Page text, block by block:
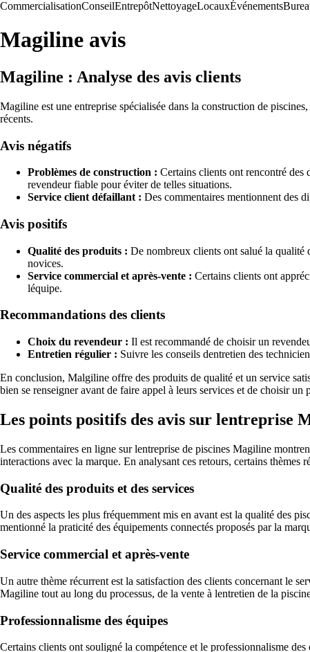
CommercialisationConseilEntrepôtNettoyageLocauxÉvénements
Magiline avis
Magiline : Analyse des avis clients
Magiline est une entreprise spécialisée dans la construction de
récents.
Avis négatifs
Problèmes de construction : Certains clients ont rencontré des
revendeur fiable pour éviter de telles situations.
Service client défaillant : Des commentaires mentionnent des
Avis positifs
Qualité des produits : De nombreux clients ont salué la qualité
novices.
Service commercial et après-vente : Certains clients ont
léquipe.
Recommandations des clients
Choix du revendeur : Il est recommandé de choisir un
Entretien régulier : Suivre les conseils dentretien des
En conclusion, Malgiline offre des produits de qualité et un service
bien se renseigner avant de faire appel à leurs services et de choisir
Les points positifs des avis sur lentreprise
Les commentaires en ligne sur lentreprise de piscines Magiline
interactions avec la marque. En analysant ces retours, certains thèmes
Qualité des produits et des services
Un des aspects les plus fréquemment mis en avant est la qualité des
mentionné la praticité des équipements connectés proposés par la
Service commercial et après-vente
Un autre thème récurrent est la satisfaction des clients concernant le
Magiline tout au long du processus, de la vente à lentretien de la
Professionnalisme des équipes
Certains clients ont souligné la compétence et le professionnalisme